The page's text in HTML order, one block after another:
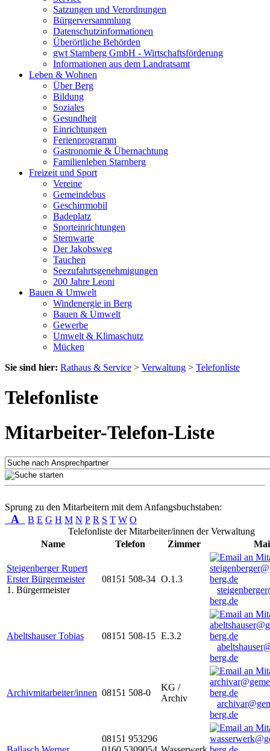
Satzungen und Verordnungen
Bürgerversammlung
Datenschutzinformationen
Überörtliche Behörden
gwt Starnberg GmbH - Wirtschaftsförderung
Informationen aus dem Landratsamt
Leben & Wohnen
Über Berg
Bildung
Soziales
Gesundheit
Einrichtungen
Ferienprogramm
Gastronomie & Übernachtung
Familienleben Starnberg
Freizeit und Sport
Vereine
Gemeindebus
Geschirrmobil
Badeplatz
Sporteinrichtungen
Sternwarte
Der Jakobsweg
Tauchen
Seezufahrtsgenehmigungen
200 Jahre Leoni
Bauen & Umwelt
Windenergie in Berg
Bauen & Umwelt
Gewerbe
Umwelt & Klimaschutz
Mücken
Sie sind hier: Rathaus & Service > Verwaltung > Telefonliste
Telefonliste
Mitarbeiter-Telefon-Liste
Sprung zu den Mitarbeitern mit dem Anfangsbuchstaben:
A B E G H M N P R S T W O
Telefonliste der Mitarbeiter/innen der Verwaltung
Name
Telefon Zimmer
Steigenberger Rupert
Erster Bürgermeister
1. Bürgermeister
08151 508-34 O.1.3
berg.de
Abeltshauser Tobias 08151 508-15 E.3.2
berg.de
Archivmitarbeiter/innen 08151 508-0
KG /
Archiv
berg.de
08151 953296